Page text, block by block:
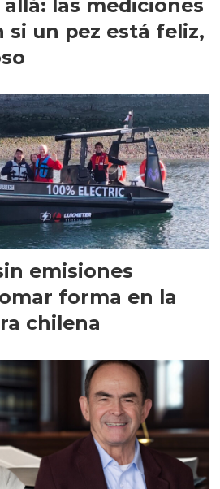
las mediciones
si un pez está feliz,
emisiones
forma en la
chilena